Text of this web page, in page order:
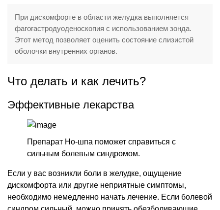
При дискомфорте в области желудка выполняется
фагогастродуоденоскопия с использованием зонда.
Этот метод позволяет оценить состояние слизистой
оболочки внутренних органов.
Что делать и как лечить?
Эффективные лекарства
Препарат Но-шпа поможет справиться с
сильным болевым синдромом.
Если у вас возникли боли в желудке, ощущение
дискомфорта или другие неприятные симптомы,
необходимо немедленно начать лечение. Если болевой